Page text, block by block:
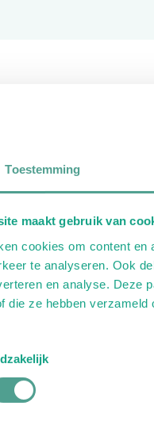
Toestemming
maakt gebruik van
cookies om content
te analyseren. Ook
en analyse. Deze
die ze hebben